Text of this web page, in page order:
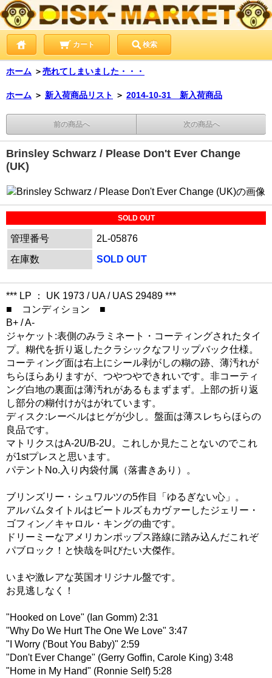
カート 検索
ホーム ＞売れてしまいました・・・
ホーム ＞ 新入荷商品リスト ＞ 2014-10-31 新入荷商品
前の商品へ 次の商品へ
Brinsley Schwarz / Please Don't Ever Change
(UK)
SOLD OUT
管理番号
2L-05876
在庫数
SOLD OUT
*** LP ： UK 1973 / UA / UAS 29489 ***
■ コンディション ■
B+ / A-
ジャケット:表側のみラミネート・コーティングされたタイ
プ。糊代を折り返したクラシックなフリップバック仕様。
コーティング面は右上にシール剥がしの糊の跡、薄汚れが
ちらほらありますが、つやつやできれいです。非コーティ
ング白地の裏面は薄汚れがあるもまずまず。上部の折り返
し部分の糊付けがはがれています。
ディスク:レーベルはヒゲが少し。盤面は薄スレちらほらの
良品です。
マトリクスはA-2U/B-2U。これしか見たことないのでこれ
が1stプレスと思います。
パテントNo.入り内袋付属（落書きあり）。
ブリンズリー・シュワルツの5作目「ゆるぎない心」。
アルバムタイトルはビートルズもカヴァーしたジェリー・
ゴフィン／キャロル・キングの曲です。
ドリーミーなアメリカンポップス路線に踏み込んだこれぞ
パブロック！と快哉を叫びたい大傑作。
いまや激レアな英国オリジナル盤です。
お見逃しなく！
"Hooked on Love" (Ian Gomm) 2:31
"Why Do We Hurt The One We Love" 3:47
"I Worry ('Bout You Baby)" 2:59
"Don't Ever Change" (Gerry Goffin, Carole King) 3:48
"Home in My Hand" (Ronnie Self) 5:28